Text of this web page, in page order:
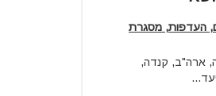
העדפות, מסגרת
ארה"ב, קנדה,